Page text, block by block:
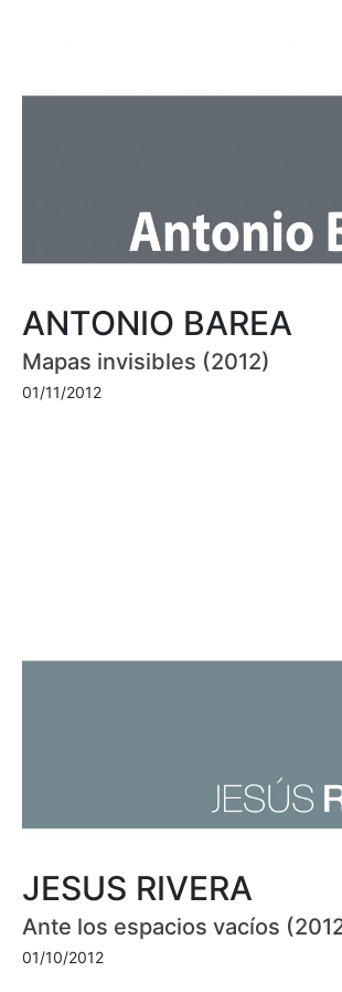
ANTONIO BAREA
Mapas invisibles (2012)
01/11/2012
JESUS RIVERA
Ante los espacios vacíos
01/10/2012